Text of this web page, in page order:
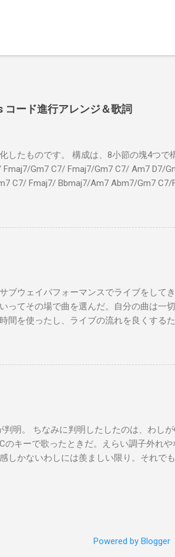
ード進行アレンジ＆歌詞
したものです。 構成は、8小節の塊4つ
Gm7 C7/ Fmaj7/Gm7 C7/ Am7 D7/
C7/ Fmaj7/ Bbmaj7/Am7 Abm7/Gm7
シューズ Gm7 C7 Am とてもお気
僕のスウェードシューズ
さ D7 Gm7 C7 Fmaj7 いつも気分最
ブウェイパフォーマンスでライブをして
ってその場で曲を選んだ。自分の曲は一
間を使ったし、ライブの流れを良くする
ない違う曲をやる予定です。是非お越しく
Michelle All Of Me Susie Q St. Louis
deciding which songs to play. Here’s
September 7th. I’m going to play songs
明。 ちなみに判明したしたのは、わし
のキーで歌ったときだ。えらい調子外れ
しかないわしには羨ましい限り。それで
Powered by Blogger